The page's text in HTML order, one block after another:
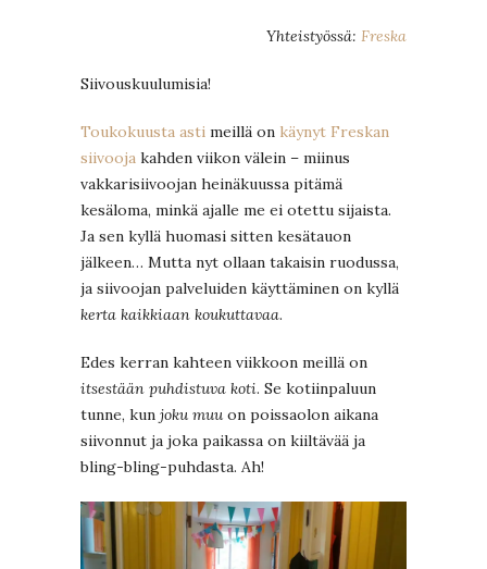
Yhteistyössä: Freska
Siivouskuulumisia!
Toukokuusta asti meillä on käynyt Freskan
siivooja kahden viikon välein – miinus
vakkarisiivoojan heinäkuussa pitämä
kesäloma, minkä ajalle me ei otettu sijaista.
Ja sen kyllä huomasi sitten kesätauon
jälkeen… Mutta nyt ollaan takaisin ruodussa,
ja siivoojan palveluiden käyttäminen on kyllä
kerta kaikkiaan koukuttavaa.
Edes kerran kahteen viikkoon meillä on
itsestään puhdistuva koti. Se kotiinpaluun
tunne, kun joku muu on poissaolon aikana
siivonnut ja joka paikassa on kiiltävää ja
bling-bling-puhdasta. Ah!